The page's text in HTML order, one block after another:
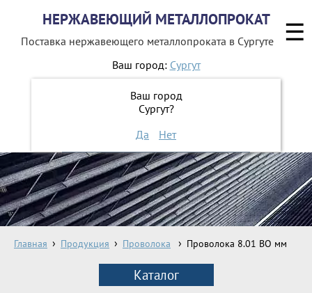
НЕРЖАВЕЮЩИЙ МЕТАЛЛОПРОКАТ
Поставка нержавеющего металлопроката в Сургуте
Ваш город: Сургут
Ваш город
Сургут?
Да
Нет
8 800 551-16-44
ЗАКАЗАТЬ ОБРАТНЫЙ ЗВОНОК
Главная Продукция Проволока Проволока 8.01 ВО мм
Каталог
☰